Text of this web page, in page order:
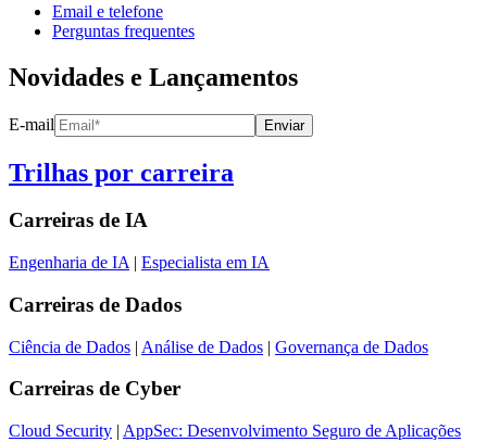
Email e telefone
Perguntas frequentes
Novidades e Lançamentos
E-mail Enviar
Trilhas por carreira
Carreiras de IA
Engenharia de IA | Especialista em IA
Carreiras de Dados
Ciência de Dados | Análise de Dados | Governança de Dados
Carreiras de Cyber
Cloud Security | AppSec: Desenvolvimento Seguro de Aplicações